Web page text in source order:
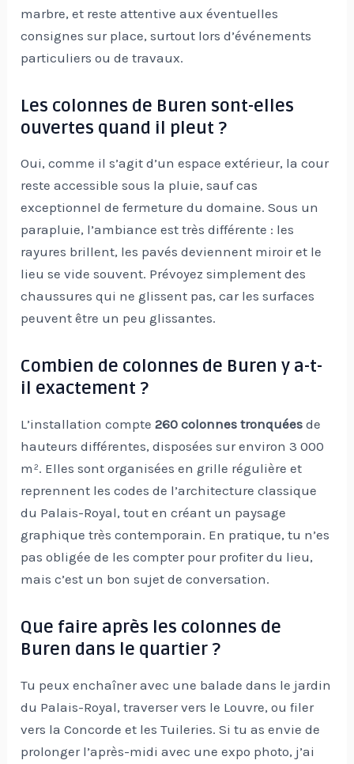
marbre, et reste attentive aux éventuelles
consignes sur place, surtout lors d’événements
particuliers ou de travaux.
Les colonnes de Buren sont-elles
ouvertes quand il pleut ?
Oui, comme il s’agit d’un espace extérieur, la cour
reste accessible sous la pluie, sauf cas
exceptionnel de fermeture du domaine. Sous un
parapluie, l’ambiance est très différente : les
rayures brillent, les pavés deviennent miroir et le
lieu se vide souvent. Prévoyez simplement des
chaussures qui ne glissent pas, car les surfaces
peuvent être un peu glissantes.
Combien de colonnes de Buren y a-t-
il exactement ?
L’installation compte260 colonnes tronquées de
hauteurs différentes, disposées sur environ 3 000
m². Elles sont organisées en grille régulière et
reprennent les codes de l’architecture classique
du Palais-Royal, tout en créant un paysage
graphique très contemporain. En pratique, tu n’es
pas obligée de les compter pour profiter du lieu,
mais c’est un bon sujet de conversation.
Que faire après les colonnes de
Buren dans le quartier ?
Tu peux enchaîner avec une balade dans le jardin
du Palais-Royal, traverser vers le Louvre, ou filer
vers la Concorde et les Tuileries. Si tu as envie de
prolonger l’après-midi avec une expo photo, j’ai